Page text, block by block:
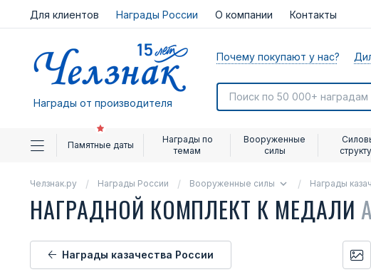
Для клиентов Награды России О компании Контакты
Награды от производителя
Почему покупают у нас?
Памятные даты
Награды по
темам
Вооруженные
силы
Челзнак.ру Награды России Вооруженные силы Награды
НАГРАДНОЙ КОМПЛЕКТ К МЕДАЛИ
Награды казачества России